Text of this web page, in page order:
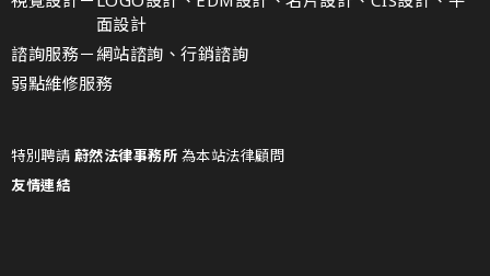
面設計
諮詢服務－網站諮詢、行銷諮詢
弱點維修服務
特別聘請 蔚然法律事務所 為本站法律顧問
友情連結